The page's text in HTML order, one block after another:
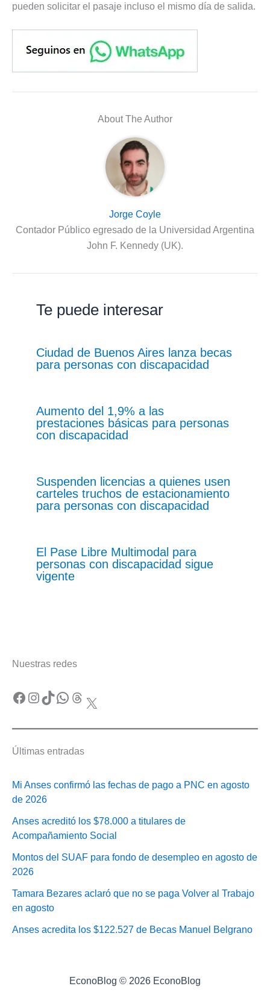
pueden solicitar el pasaje incluso el mismo día de salida.
About The Author
Jorge Coyle
Contador Público egresado de la Universidad Argentina
John F. Kennedy (UK).
Te puede interesar
Ciudad de Buenos Aires lanza becas
para personas con discapacidad
Aumento del 1,9% a las
prestaciones básicas para personas
con discapacidad
Suspenden licencias a quienes usen
carteles truchos de estacionamiento
para personas con discapacidad
El Pase Libre Multimodal para
personas con discapacidad sigue
vigente
Nuestras redes
Facebook Instagram TikTok WhatsApp Threads X
Últimas entradas
Mi Anses confirmó las fechas de pago a PNC en agosto
de 2026
Anses acreditó los $78.000 a titulares de
Acompañamiento Social
Montos del SUAF para fondo de desempleo en agosto de
2026
Tamara Bezares aclaró que no se paga Volver al Trabajo
en agosto
Anses acredita los $122.527 de Becas Manuel Belgrano
EconoBlog © 2026 EconoBlog